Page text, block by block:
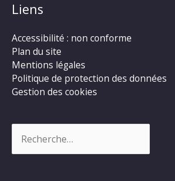
Liens
Accessibilité : non conforme
Plan du site
Mentions légales
Politique de protection des données
Gestion des cookies